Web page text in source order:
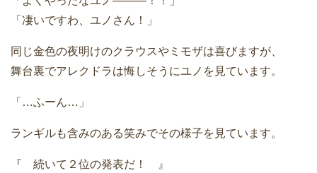
「凄いですわ、ユノさん！」
同じ金色の夜明けのクラウスやミモザは喜びますが、
舞台裏でアレクドラは悔しそうにユノを見ています。
「…ふーん…」
ランギルも含みのある笑みでその様子を見ています。
『 続いて２位の発表だ！ 』